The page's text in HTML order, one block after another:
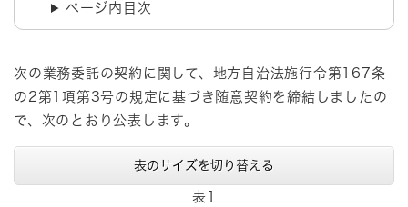
ページ内目次
次の業務委託の契約に関して、地方自治法施行令第167条
の2第1項第3号の規定に基づき随意契約を締結しましたの
で、次のとおり公表します。
表のサイズを切り替える
表1